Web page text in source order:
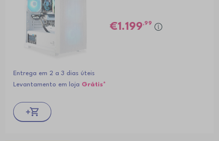
1.199,99
Entrega em 2 a 3 dias úteis
Levantamento em loja Grátis*